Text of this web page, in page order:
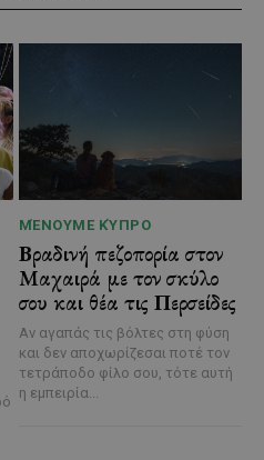
ΜΈΝΟΥΜΕ ΚΎΠΡΟ
Βραδινή πεζοπορία στον
Μαχαιρά με τον σκύλο
σου και θέα τις Περσείδες
Αν αγαπάς τις βόλτες στη φύση
και δεν αποχωρίζεσαι ποτέ τον
τετράποδο φίλο σου, τότε αυτή
η εμπειρία...